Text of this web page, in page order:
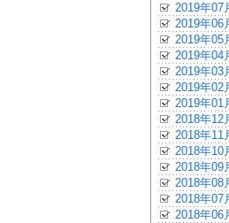
2019年07
2019年06
2019年05
2019年04
2019年03
2019年02
2019年01
2018年12
2018年11
2018年10
2018年09
2018年08
2018年07
2018年06